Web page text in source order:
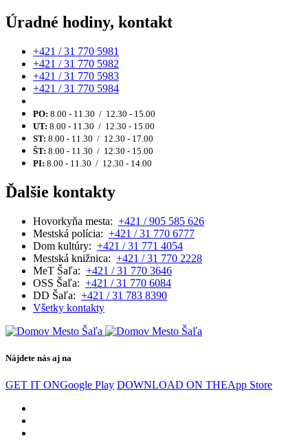
Úradné hodiny, kontakt
+421 / 31 770 5981
+421 / 31 770 5982
+421 / 31 770 5983
+421 / 31 770 5984
PO: 8.00 - 11.30 / 12.30 - 15.00
UT: 8.00 - 11.30 / 12.30 - 15.00
ST: 8.00 - 11.30 / 12.30 - 17.00
ŠT: 8.00 - 11.30 / 12.30 - 15.00
PI: 8.00 - 11.30 / 12.30 - 14.00
Ďalšie kontakty
Hovorkyňa mesta: +421 / 905 585 626
Mestská polícia: +421 / 31 770 6777
Dom kultúry: +421 / 31 771 4054
Mestská knižnica: +421 / 31 770 2228
MeT Šaľa: +421 / 31 770 3646
OSS Šaľa: +421 / 31 770 6084
DD Šaľa: +421 / 31 783 8390
Všetky kontakty
Nájdete nás aj na
GET IT ONGoogle Play DOWNLOAD ON THEApp Store